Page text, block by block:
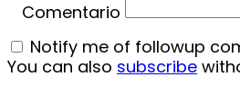
Comentario
Notify me of followup
You can also subscribe